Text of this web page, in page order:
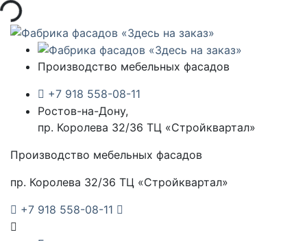
Производство мебельных фасадов
+7 918 558-08-11
Ростов-на-Дону,
пр. Королева 32/36 ТЦ «Стройквартал»
Производство мебельных фасадов
пр. Королева 32/36 ТЦ «Стройквартал»
+7 918 558-08-11